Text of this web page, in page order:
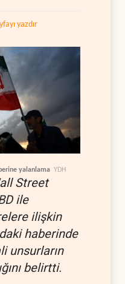
yazdır
yalanlama YDH
Street
ile
ilişkin
haberinde
unsurların
belirtti.